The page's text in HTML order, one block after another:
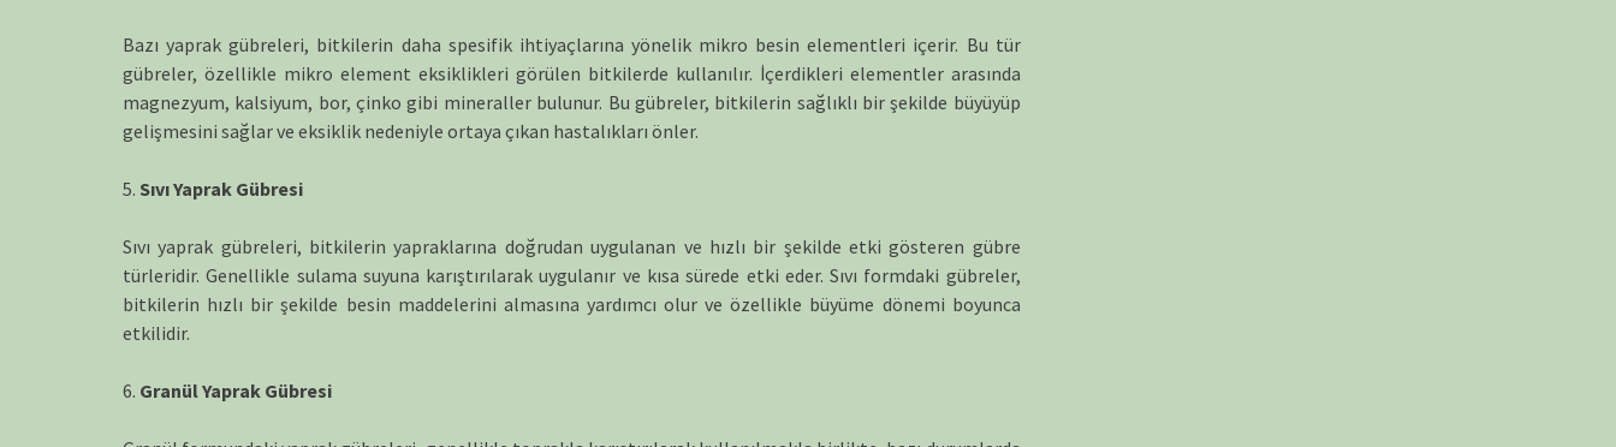
Bazı yaprak gübreleri, bitkilerin daha spesifik ihtiyaçlarına yönelik mikro besin elementleri içerir. Bu tür
gübreler, özellikle mikro element eksiklikleri görülen bitkilerde kullanılır. İçerdikleri elementler arasında
magnezyum, kalsiyum, bor, çinko gibi mineraller bulunur. Bu gübreler, bitkilerin sağlıklı bir şekilde büyüyüp
gelişmesini sağlar ve eksiklik nedeniyle ortaya çıkan hastalıkları önler.
5. Sıvı Yaprak Gübresi
Sıvı yaprak gübreleri, bitkilerin yapraklarına doğrudan uygulanan ve hızlı bir şekilde etki gösteren gübre
türleridir. Genellikle sulama suyuna karıştırılarak uygulanır ve kısa sürede etki eder. Sıvı formdaki gübreler,
bitkilerin hızlı bir şekilde besin maddelerini almasına yardımcı olur ve özellikle büyüme dönemi boyunca
etkilidir.
6. Granül Yaprak Gübresi